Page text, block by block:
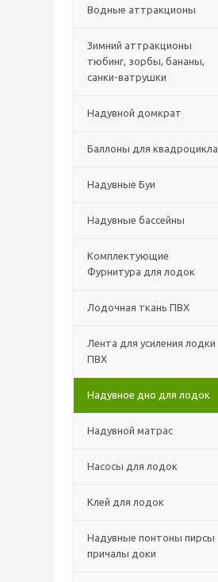
Водные аттракционы
Зимний аттракционы
тюбинг, зорбы, бананы,
санки-ватрушки
Надувной домкрат
Баллоны для квадроцикла
Надувные Буи
Надувные бассейны
Комплектующие
Фурнитура для лодок
Лодочная ткань ПВХ
Лента для усиления лодки
ПВХ
Надувное дно для лодок
Надувной матрас
Насосы для лодок
Клей для лодок
Надувные понтоны пирсы
причалы доки